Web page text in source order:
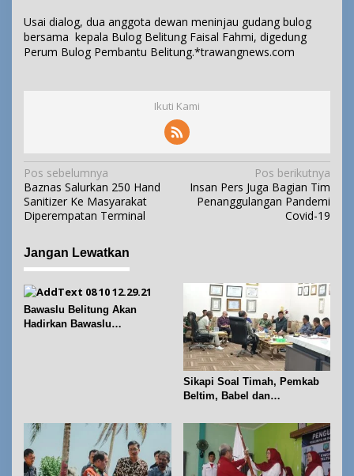
Usai dialog, dua anggota dewan meninjau gudang bulog
bersama kepala Bulog Belitung Faisal Fahmi, digedung
Perum Bulog Pembantu Belitung.*trawangnews.com
Ikuti Kami
N
a
v
g
a
s
i
p
Pos sebelumnya
Baznas Salurkan 250 Hand
Sanitizer Ke Masyarakat
Diperempatan Terminal
Pos berikutnya
Insan Pers Juga Bagian Tim
Penanggulangan Pandemi
Covid-19
Jangan Lewatkan
Bawaslu Belitung Akan
Hadirkan Bawaslu
Sikapi Soal Timah, Pemkab
Beltim, Babel dan
Koordinasi